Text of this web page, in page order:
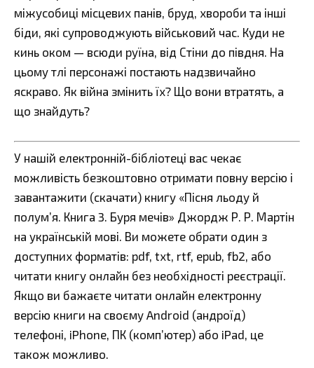
міжусобиці місцевих панів, бруд, хвороби та інші
біди, які супроводжують військовий час. Куди не
кинь оком — всюди руїна, від Стіни до півдня. На
цьому тлі персонажі постають надзвичайно
яскраво. Як війна змінить їх? Що вони втратять, а
що знайдуть?
У нашій електронній-бібліотеці вас чекає
можливість безкоштовно отримати повну версію і
завантажити (скачати) книгу «Пісня льоду й
полум’я. Книга 3. Буря мечів» Джордж Р. Р. Мартін
на українській мові. Ви можете обрати один з
доступних форматів: pdf, txt, rtf, epub, fb2, або
читати книгу онлайн без необхідності реєстрації.
Якщо ви бажаєте читати онлайн електронну
версію книги на своєму Android (андроїд)
телефоні, iPhone, ПК (комп’ютер) або iPad, це
також можливо.